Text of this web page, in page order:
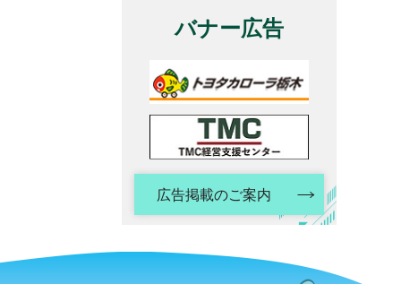
バナー広告
広告掲載のご案内